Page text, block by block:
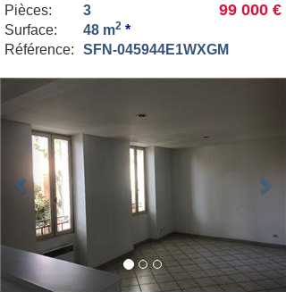
99 000 €
Pièces:
3
Surface:
48 m2 *
Référence:
SFN-045944E1WXGM